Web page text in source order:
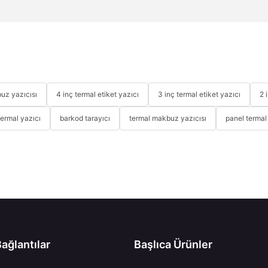
yazıcısı 4 inç termal etiket yazıcı 3 inç termal etiket yazıcı 2
yazıcı barkod tarayıcı termal makbuz yazıcısı panel termal
Başlıca Ürünler